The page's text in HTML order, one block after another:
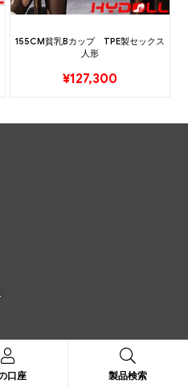
155CM貧乳Bカップ TPE製セックス
人形
¥127,300
口座 製品検索